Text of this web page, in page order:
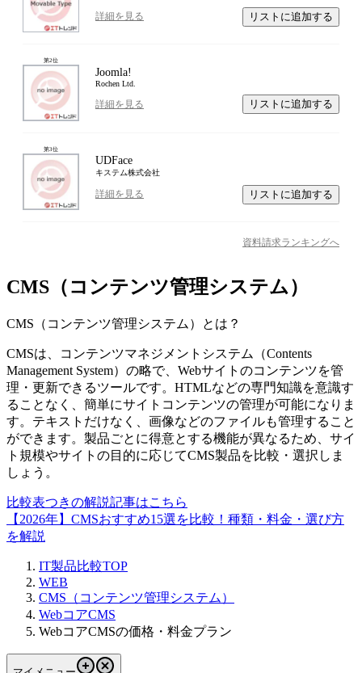
詳細を見る リストに追加する
第2位
Joomla!
Rochen Ltd.
詳細を見る リストに追加する
第3位
UDFace
キステム株式会社
詳細を見る リストに追加する
資料請求ランキングへ
CMS（コンテンツ管理システム）
CMS（コンテンツ管理システム） とは？
CMSは、コンテンツマネジメントシステム（Contents
Management System）の略で、Webサイトのコンテンツを管
理・更新できるツールです。HTMLなどの専門知識を意識す
ることなく、簡単にサイトコンテンツの管理が可能になりま
す。テキストだけなく、画像などのファイルも管理すること
ができます。製品ごとに得意とする機能が異なるため、サイ
ト規模やサイトの目的に応じてCMS製品を比較・選択しま
しょう。
比較表つきの解説記事はこちら
【2026年】CMSおすすめ15選を比較！種類・料金・選び方
を解説
IT製品比較TOP
WEB
CMS（コンテンツ管理システム）
WebコアCMS
WebコアCMSの価格・料金プラン